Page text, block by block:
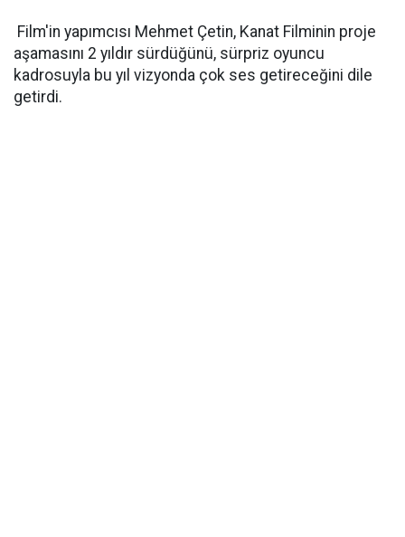
Film'in yapımcısı Mehmet Çetin, Kanat Filminin proje
aşamasını 2 yıldır sürdüğünü, sürpriz oyuncu
kadrosuyla bu yıl vizyonda çok ses getireceğini dile
getirdi.